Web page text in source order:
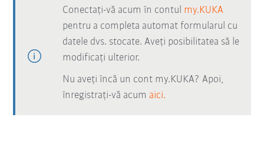
Conectați-vă acum în contul my.KUKA
pentru a completa automat formularul cu
datele dvs. stocate. Aveți posibilitatea să le
modificați ulterior.
Nu aveți încă un cont my.KUKA? Apoi,
înregistrați-vă acum aici.